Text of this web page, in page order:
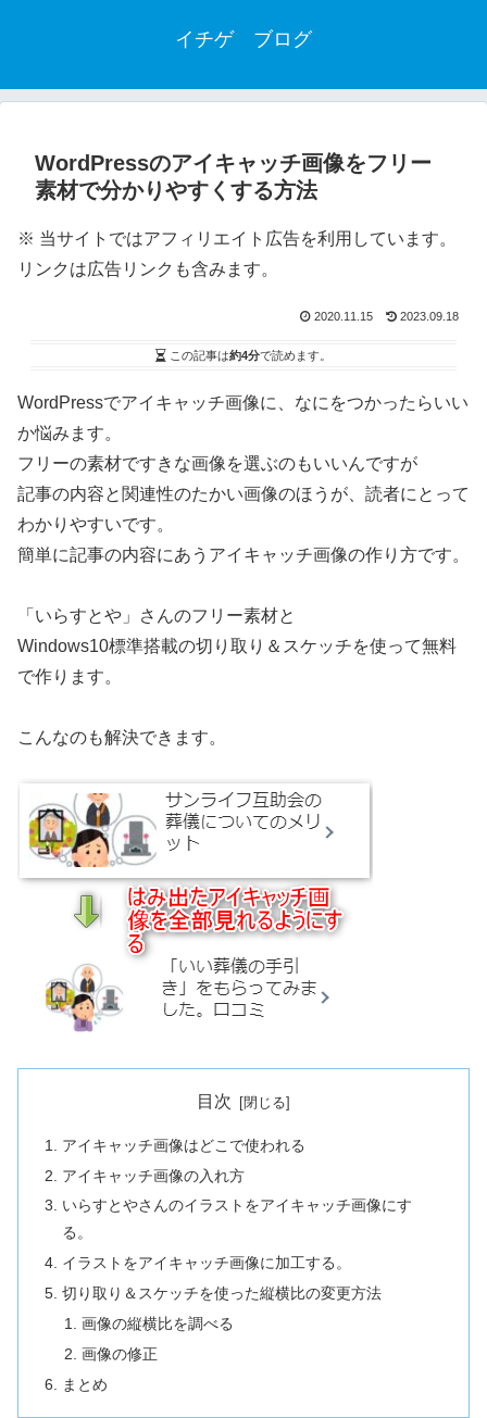
イチゲ ブログ
WordPressのアイキャッチ画像をフリー
素材で分かりやすくする方法
※ 当サイトではアフィリエイト広告を利用しています。
リンクは広告リンクも含みます。
2020.11.15 2023.09.18
この記事は約4分で読めます。
WordPressでアイキャッチ画像に、なにをつかったらいい
か悩みます。
フリーの素材ですきな画像を選ぶのもいいんですが
記事の内容と関連性のたかい画像のほうが、読者にとって
わかりやすいです。
簡単に記事の内容にあうアイキャッチ画像の作り方です。
「いらすとや」さんのフリー素材と
Windows10標準搭載の切り取り＆スケッチを使って無料
で作ります。
こんなのも解決できます。
目次
アイキャッチ画像はどこで使われる
アイキャッチ画像の入れ方
いらすとやさんのイラストをアイキャッチ画像にす
る。
イラストをアイキャッチ画像に加工する。
切り取り＆スケッチを使った縦横比の変更方法
画像の縦横比を調べる
画像の修正
まとめ